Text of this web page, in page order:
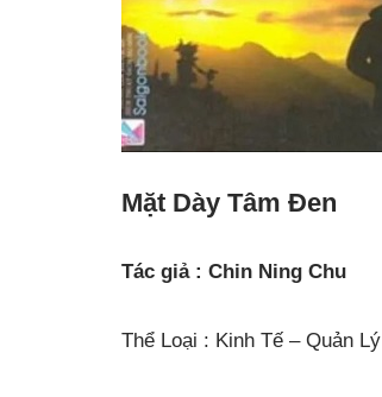
Mặt Dày Tâm Đen
Tác giả : Chin Ning Chu
Thể Loại : Kinh Tế – Quản Lý